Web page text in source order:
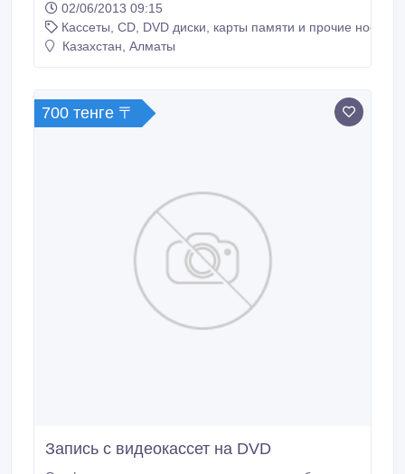
02/06/2013 09:15
Кассеты, CD, DVD диски, карты памяти и прочие
Казахстан, Алматы
700 тенге 〒
Запись с видеокассет на DVD